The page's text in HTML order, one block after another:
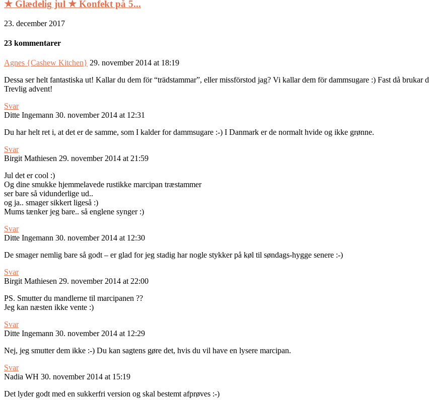
★ Glædelig jul ★ Konfekt på 5...
23. december 2017
23 kommentarer
Agnes {Cashew Kitchen} 29. november 2014 at 18:19
Dessa ser helt fantastiska ut! Kallar du dem för “trädstammar”, eller missförstod jag? Vi kallar dem för dammsugare :) Fast då
Trevlig advent!
Svar
Ditte Ingemann 30. november 2014 at 12:31
Du har helt ret i, at det er de samme, som I kalder for dammsugare :-) I Danmark er de normalt hvide og ikke grønne.
Svar
Birgit Mathiesen 29. november 2014 at 21:59
Jul det er cool :)
Og dine smukke hjemmelavede rustikke marcipan træstammer
ser bare så vidunderlige ud..
og ja.. smager sikkert ligeså :)
Mums tænker jeg bare.. så englene synger :)
Svar
Ditte Ingemann 30. november 2014 at 12:30
De smager nemlig bare så godt – er glad for jeg stadig har nogle stykker på køl til søndags-hygge senere :-)
Svar
Birgit Mathiesen 29. november 2014 at 22:00
PS. Smutter du mandlerne til marcipanen ??
Jeg kan næsten ikke vente :)
Svar
Ditte Ingemann 30. november 2014 at 12:29
Nej, jeg smutter dem ikke :-) Du kan sagtens gøre det, hvis du vil have en lysere marcipan.
Svar
Nadia WH 30. november 2014 at 15:19
Det lyder godt med en sukkerfri version og skal bestemt afprøves :-)